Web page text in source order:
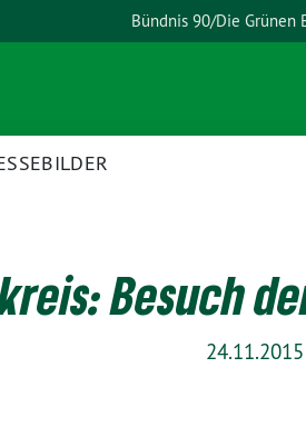
Bündnis 90/Die Grünen
Besuch
24.11.2015